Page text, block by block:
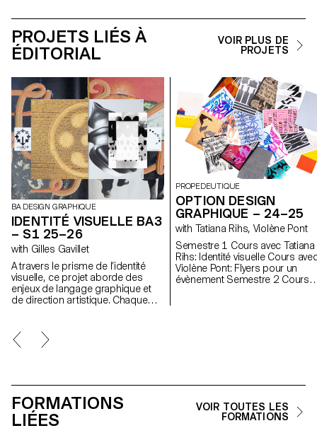
PROJETS LIÉS À
ÉDITORIAL
VOIR PLUS DE
PROJETS
BA DESIGN GRAPHIQUE
IDENTITÉ VISUELLE BA3
– S1 25–26
with Gilles Gavillet
A travers le prisme de l’identité
visuelle, ce projet aborde des
enjeux de langage graphique et
de direction artistique. Chaque
identité visuelle : recherche,
concept, langage visuel, design,
PROPEDEUTIQUE
OPTION DESIGN
GRAPHIQUE – 24–25
with Tatiana Rihs, Violène Pont
Semestre 1 Cours avec Tatiana
Rihs: Identité visuelle Cours
Violène Pont: Flyers pour un
évènement Semestre 2 Cours
FORMATIONS
LIÉES
VOIR TOUTES LES
FORMATIONS